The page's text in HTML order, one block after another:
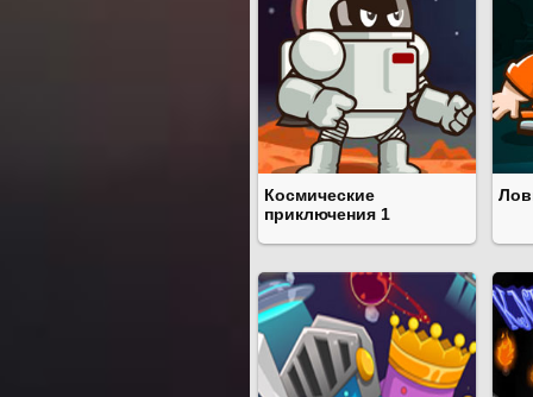
Космические
приключения 1